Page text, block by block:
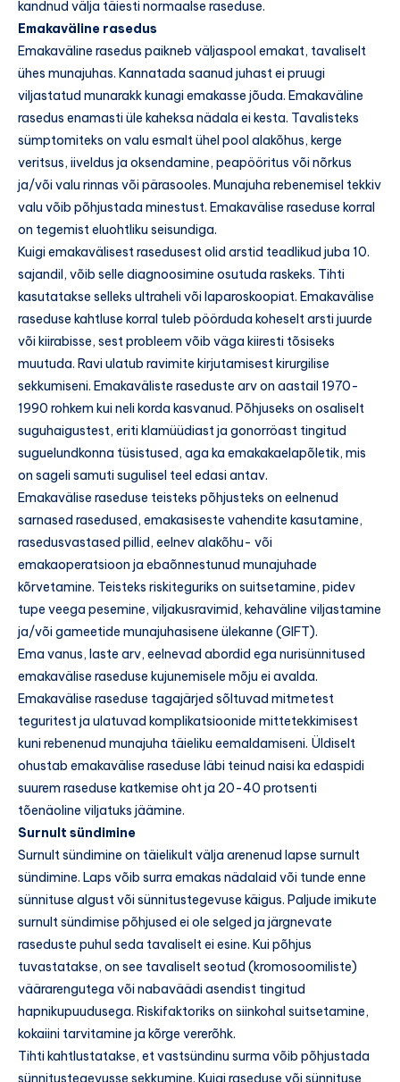
kandnud välja täiesti normaalse raseduse.
Emakaväline rasedus
Emakaväline rasedus paikneb väljaspool emakat, tavaliselt
ühes munajuhas. Kannatada saanud juhast ei pruugi
viljastatud munarakk kunagi emakasse jõuda. Emakaväline
rasedus enamasti üle kaheksa nädala ei kesta. Tavalisteks
sümptomiteks on valu esmalt ühel pool alakõhus, kerge
veritsus, iiveldus ja oksendamine, peapööritus või nõrkus
ja/või valu rinnas või pärasooles. Munajuha rebenemisel tekkiv
valu võib põhjustada minestust. Emakavälise raseduse korral
on tegemist eluohtliku seisundiga.
Kuigi emakavälisest rasedusest olid arstid teadlikud juba 10.
sajandil, võib selle diagnoosimine osutuda raskeks. Tihti
kasutatakse selleks ultraheli või laparoskoopiat. Emakavälise
raseduse kahtluse korral tuleb pöörduda koheselt arsti juurde
või kiirabisse, sest probleem võib väga kiiresti tõsiseks
muutuda. Ravi ulatub ravimite kirjutamisest kirurgilise
sekkumiseni. Emakaväliste raseduste arv on aastail 1970-
1990 rohkem kui neli korda kasvanud. Põhjuseks on osaliselt
suguhaigustest, eriti klamüüdiast ja gonorröast tingitud
suguelundkonna tüsistused, aga ka emakakaelapõletik, mis
on sageli samuti sugulisel teel edasi antav.
Emakavälise raseduse teisteks põhjusteks on eelnenud
sarnased rasedused, emakasiseste vahendite kasutamine,
rasedusvastased pillid, eelnev alakõhu- või
emakaoperatsioon ja ebaõnnestunud munajuhade
kõrvetamine. Teisteks riskiteguriks on suitsetamine, pidev
tupe veega pesemine, viljakusravimid, kehaväline viljastamine
ja/või gameetide munajuhasisene ülekanne (GIFT).
Ema vanus, laste arv, eelnevad abordid ega nurisünnitused
emakavälise raseduse kujunemisele mõju ei avalda.
Emakavälise raseduse tagajärjed sõltuvad mitmetest
teguritest ja ulatuvad komplikatsioonide mittetekkimisest
kuni rebenenud munajuha täieliku eemaldamiseni. Üldiselt
ohustab emakavälise raseduse läbi teinud naisi ka edaspidi
suurem raseduse katkemise oht ja 20-40 protsenti
tõenäoline viljatuks jäämine.
Surnult sündimine
Surnult sündimine on täielikult välja arenenud lapse surnult
sündimine. Laps võib surra emakas nädalaid või tunde enne
sünnituse algust või sünnitustegevuse käigus. Paljude imikute
surnult sündimise põhjused ei ole selged ja järgnevate
raseduste puhul seda tavaliselt ei esine. Kui põhjus
tuvastatakse, on see tavaliselt seotud (kromosoomiliste)
väärarengutega või nabaväädi asendist tingitud
hapnikupuudusega. Riskifaktoriks on siinkohal suitsetamine,
kokaiini tarvitamine ja kõrge vererõhk.
Tihti kahtlustatakse, et vastsündinu surma võib põhjustada
sünnitustegevusse sekkumine. Kuigi raseduse või sünnituse